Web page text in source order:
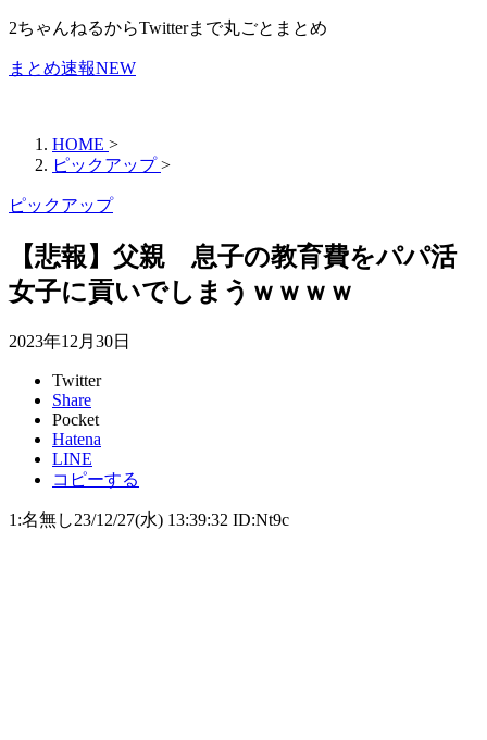
2ちゃんねるからTwitterまで丸ごとまとめ
まとめ速報NEW
HOME >
ピックアップ >
ピックアップ
【悲報】父親 息子の教育費をパパ活
女子に貢いでしまうｗｗｗｗ
2023年12月30日
Twitter
Share
Pocket
Hatena
LINE
コピーする
1:名無し23/12/27(水) 13:39:32 ID:Nt9c